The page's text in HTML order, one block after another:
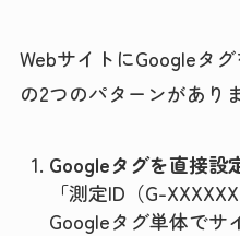
WebサイトにGoogleタ
の2つのパターンがあり
Googleタグを直接設
「測定ID（G-
Googleタグ単体でサ